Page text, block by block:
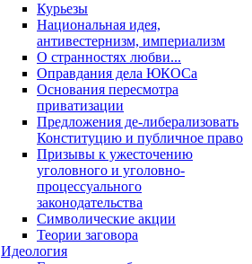
Курьезы
Национальная идея,
антивестернизм, империализм
О странностях любви...
Оправдания дела ЮКОСа
Основания пересмотра
приватизации
Предложения де-либерализовать
Конституцию и публичное право
Призывы к ужесточению
уголовного и уголовно-
процессуального
законодательства
Символические акции
Теории заговора
Идеология